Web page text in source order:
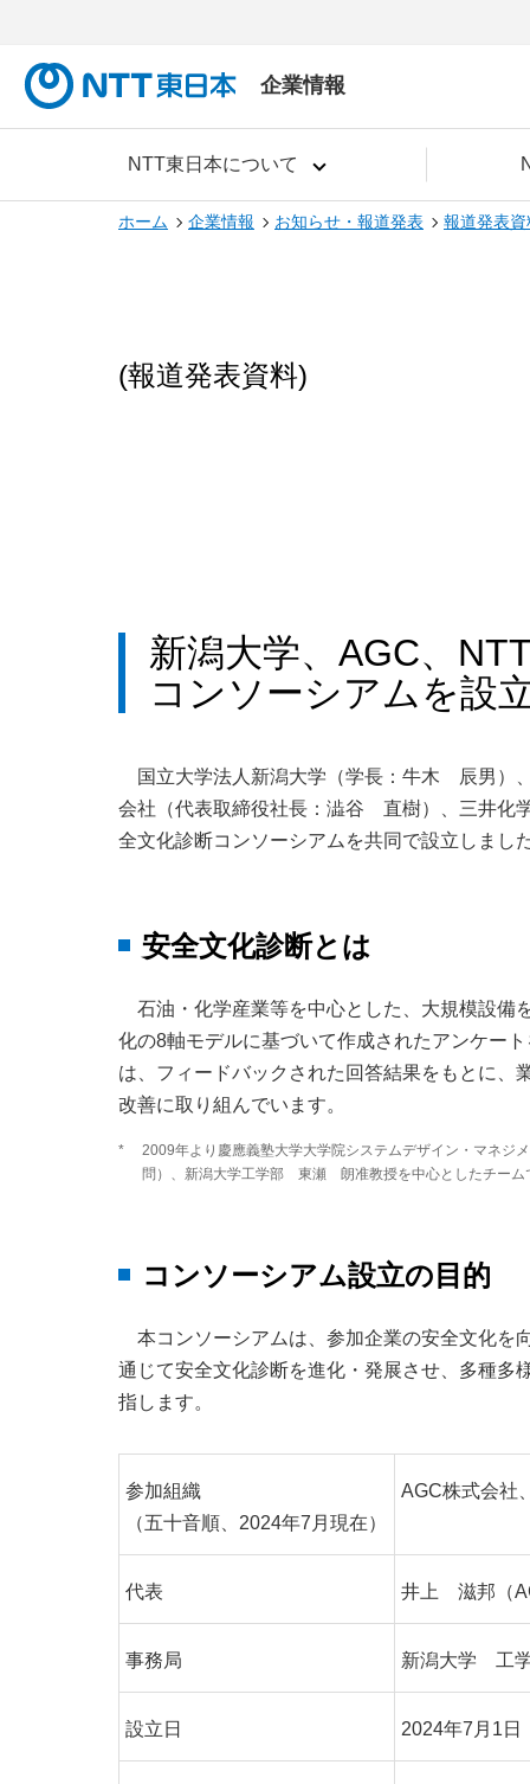
企業情報
NTT東日本について
ホーム 企業情報 お知らせ・報道発表 報道発表資
(報道発表資料)
新潟大学、AGC、
コンソーシアムを設
国立大学法人新潟大学（学長：牛木 辰男）
会社（代表取締役社長：澁谷 直樹）、三井化
全文化診断コンソーシアムを共同で設立しまし
安全文化診断とは
石油・化学産業等を中心とした、大規模設備
化の8軸モデルに基づいて作成されたアンケー
は、フィードバックされた回答結果をもとに、
改善に取り組んでいます。
*
2009年より慶應義塾大学大学院システムデザイン・マネ
問）、新潟大学工学部 東瀬 朗准教授を中心としたチーム
コンソーシアム設立の目的
本コンソーシアムは、参加企業の安全文化を
通じて安全文化診断を進化・発展させ、多種多
指します。
参加組織
（五十音順、2024年7月現在）
AGC株式会社
代表 井上 滋邦（
事務局 新潟大学 工
設立日 2024年7月1日